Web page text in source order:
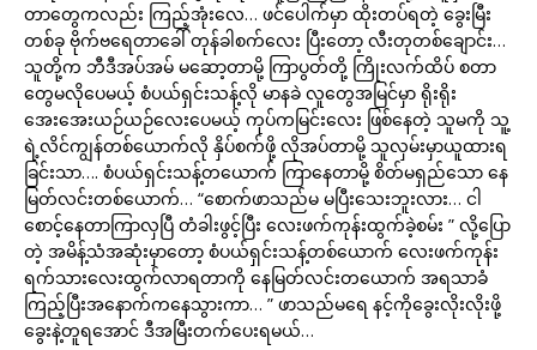
တာတွေကလည်း ကြည့်အုံးလေ… ဖင်ပေါက်မှာ ထိုးတပ်ရတဲ့ ခွေးမြီး
တစ်ခု ဗိုက်ဗရေတာခေါ် တုန်ခါစက်လေး ပြီးတော့ လီးတုတစ်ချောင်း…
သူတို့က ဘီဒီအပ်အမ် မဆော့တာမို့ ကြာပွတ်တို့ ကြိုးလက်ထိပ် စတာ
တွေမလိုပေမယ့် စံပယ်ရှင်းသန့်လို မာနခဲ လူတွေအမြင်မှာ ရိုးရိုး
အေးအေးယဉ်ယဉ်လေးပေမယ့် ကုပ်ကမြင်းလေး ဖြစ်နေတဲ့ သူမကို သူ့
ရဲ့လိင်ကျွန်တစ်ယောက်လို နှိပ်စက်ဖို့ လိုအပ်တာမို့ သူလှမ်းမှာယူထားရ
ခြင်းသာ…. စံပယ်ရှင်းသန့်တယောက် ကြာနေတာမို့ စိတ်မရှည်သော နေ
မြတ်လင်းတစ်ယောက်… “စောက်ဖာသည်မ မပြီးသေးဘူးလား… ငါ
စောင့်နေတာကြာလှပြီ တံခါးဖွင့်ပြီး လေးဖက်ကုန်းထွက်ခဲ့စမ်း ” လို့ပြော
တဲ့ အမိန့်သံအဆုံးမှာတော့ စံပယ်ရှင်းသန့်တစ်ယောက် လေးဖက်ကုန်း
ရက်သားလေးထွက်လာရတာကို နေမြတ်လင်းတယောက် အရသာခံ
ကြည့်ပြီးအနောက်ကနေသွားကာ… ” ဖာသည်မရေ နင့်ကိုခွေးလိုးလိုးဖို့
ခွေးနဲ့တူရအောင် ဒီအမြီးတက်ပေးရမယ်…